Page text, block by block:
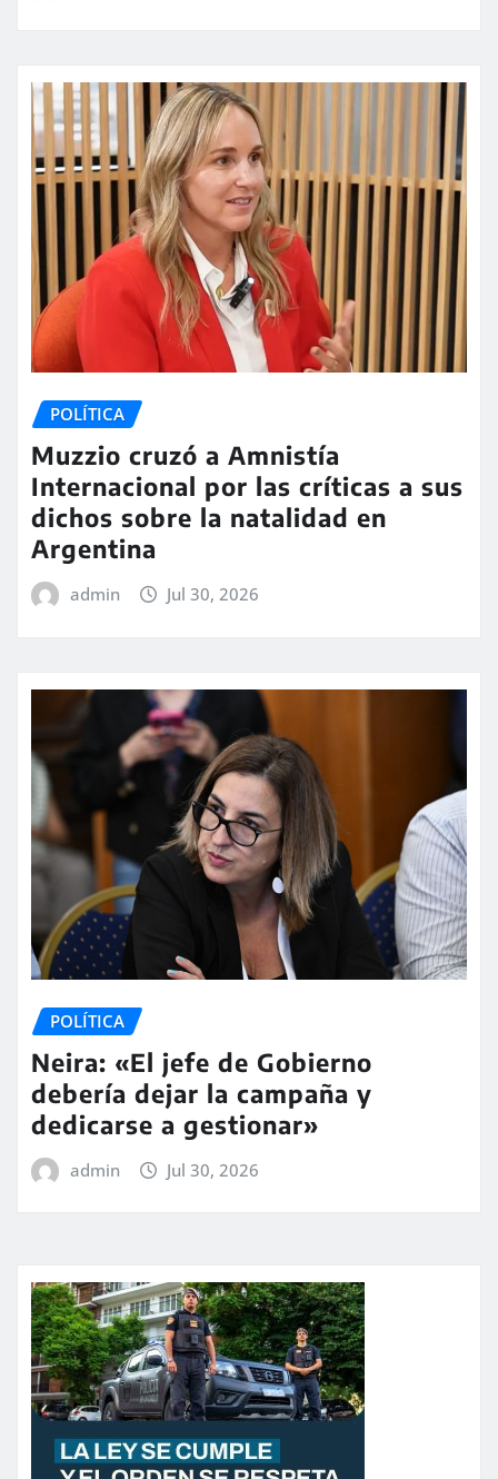
POLÍTICA
Muzzio cruzó a Amnistía
Internacional por las críticas a sus
dichos sobre la natalidad en
Argentina
admin Jul 30, 2026
POLÍTICA
Neira: «El jefe de Gobierno
debería dejar la campaña y
dedicarse a gestionar»
admin Jul 30, 2026